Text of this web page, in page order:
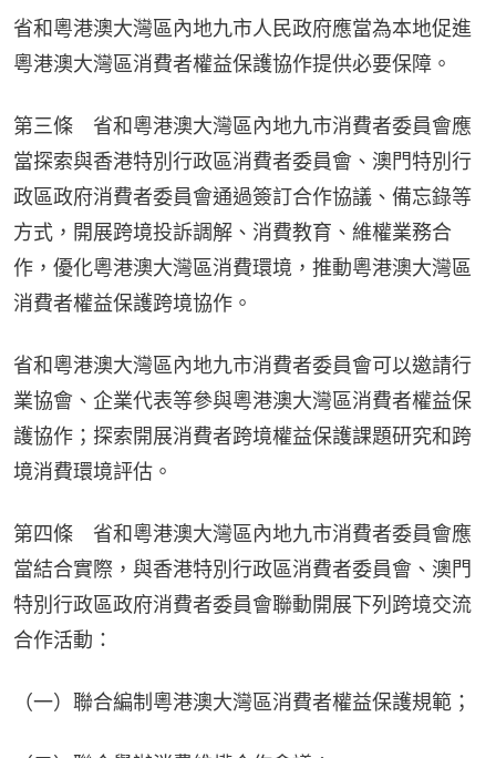
省和粵港澳大灣區內地九市人民政府應當為本地促進
粵港澳大灣區消費者權益保護協作提供必要保障。
第三條　省和粵港澳大灣區內地九市消費者委員會應
當探索與香港特別行政區消費者委員會、澳門特別行
政區政府消費者委員會通過簽訂合作協議、備忘錄等
方式，開展跨境投訴調解、消費教育、維權業務合
作，優化粵港澳大灣區消費環境，推動粵港澳大灣區
消費者權益保護跨境協作。
省和粵港澳大灣區內地九市消費者委員會可以邀請行
業協會、企業代表等參與粵港澳大灣區消費者權益保
護協作；探索開展消費者跨境權益保護課題研究和跨
境消費環境評估。
第四條　省和粵港澳大灣區內地九市消費者委員會應
當結合實際，與香港特別行政區消費者委員會、澳門
特別行政區政府消費者委員會聯動開展下列跨境交流
合作活動：
（一）聯合編制粵港澳大灣區消費者權益保護規範；